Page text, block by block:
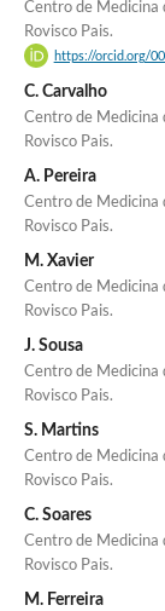
Centro de Medicina
Rovisco Pais.
https://orcid.org/
C. Carvalho
Centro de Medicina
Rovisco Pais.
A. Pereira
Centro de Medicina
Rovisco Pais.
M. Xavier
Centro de Medicina
Rovisco Pais.
J. Sousa
Centro de Medicina
Rovisco Pais.
S. Martins
Centro de Medicina
Rovisco Pais.
C. Soares
Centro de Medicina
Rovisco Pais.
M. Ferreira